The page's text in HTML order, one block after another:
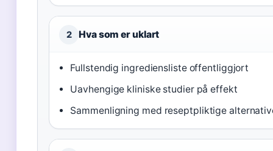
2 Hva som er uklart
Fullstendig ingrediensliste offentliggjort
Uavhengige kliniske studier på effekt
Sammenligning med reseptpliktige